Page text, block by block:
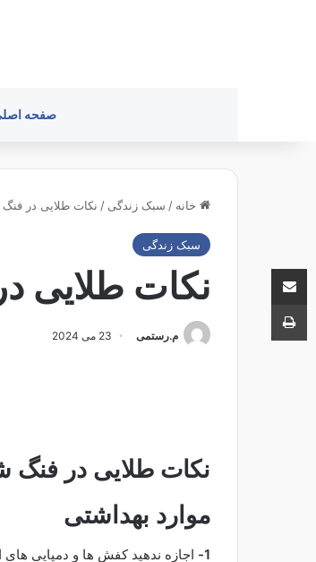
صفحه
خانه / سبک زندگی / نکات طلایی در
سبک زندگی
نکات طلایی
م.رستمی 23 می 2024
نکات طلایی در فنگ
موارد بهداشتی
1- اجازه ندهید کفش ها و دمپایی های